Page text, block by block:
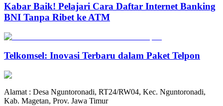
Kabar Baik! Pelajari Cara Daftar Internet Banking
BNI Tanpa Ribet ke ATM
Telkomsel: Inovasi Terbaru dalam Paket Telpon
Alamat : Desa Nguntoronadi, RT24/RW04, Kec. Nguntoronadi,
Kab. Magetan, Prov. Jawa Timur